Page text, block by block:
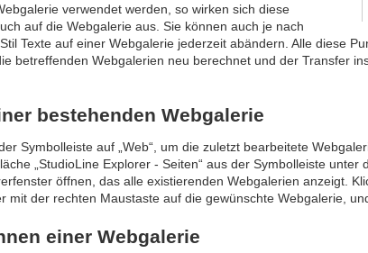
verwendet werden, so wirken sich diese
auf die Webgalerie aus. Sie können auch je nach
Texte auf einer Webgalerie jederzeit abändern. Alle diese
betreffenden Webgalerien neu berechnet und der Transfer
bestehenden Webgalerie
Symbolleiste auf „Web“, um die zuletzt bearbeitete
„StudioLine Explorer - Seiten“ aus der Symbolleiste unter
öffnen, das alle existierenden Webgalerien anzeigt.
mit der rechten Maustaste auf die gewünschte Webgalerie,
einer Webgalerie